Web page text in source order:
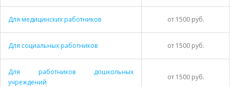
Для медицинских работников от 1500 руб.
Для социальных работников от 1500 руб.
Для работников дошкольных
учреждений
от 1500 руб.